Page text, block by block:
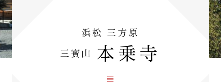
浜松 三方原
三寶山 本乗寺